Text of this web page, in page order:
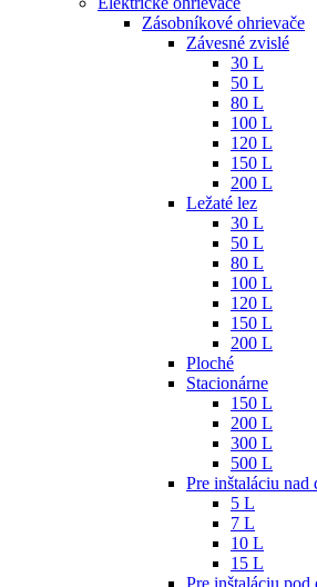
Zásobníkové ohrievače
Závesné zvislé
30 L
50 L
80 L
100 L
120 L
150 L
200 L
Ležaté lez
30 L
50 L
80 L
100 L
120 L
150 L
200 L
Ploché
Stacionárne
150 L
200 L
300 L
500 L
Pre inštaláciu nad
5 L
7 L
10 L
15 L
Pre inštaláciu